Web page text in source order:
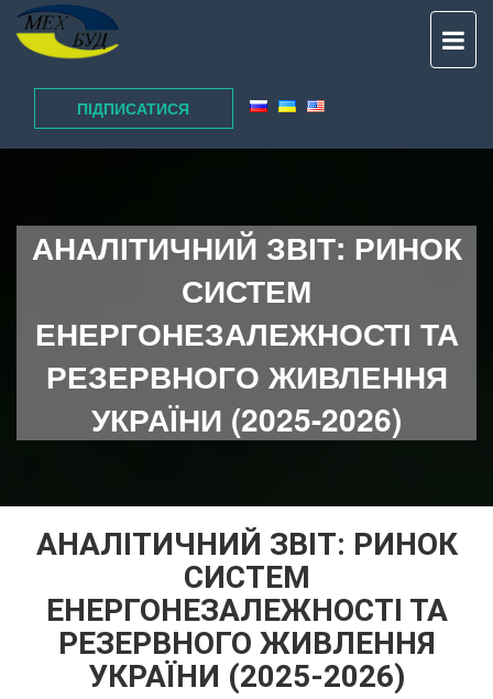
ПІДПИСАТИСЯ
АНАЛІТИЧНИЙ ЗВІТ: РИНОК
СИСТЕМ
ЕНЕРГОНЕЗАЛЕЖНОСТІ ТА
РЕЗЕРВНОГО ЖИВЛЕННЯ
УКРАЇНИ (2025-2026)
АНАЛІТИЧНИЙ ЗВІТ: РИНОК
СИСТЕМ
ЕНЕРГОНЕЗАЛЕЖНОСТІ ТА
РЕЗЕРВНОГО ЖИВЛЕННЯ
УКРАЇНИ (2025-2026)